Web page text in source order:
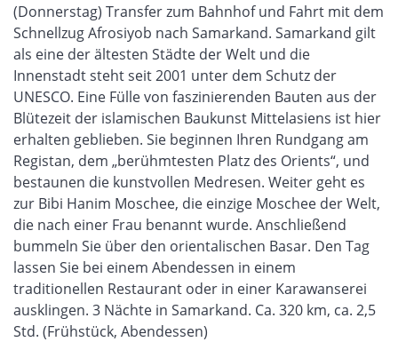
(Donnerstag) Transfer zum Bahnhof und Fahrt mit dem
Schnellzug Afrosiyob nach Samarkand. Samarkand gilt
als eine der ältesten Städte der Welt und die
Innenstadt steht seit 2001 unter dem Schutz der
UNESCO. Eine Fülle von faszinierenden Bauten aus der
Blütezeit der islamischen Baukunst Mittelasiens ist hier
erhalten geblieben. Sie beginnen Ihren Rundgang am
Registan, dem „berühmtesten Platz des Orients“, und
bestaunen die kunstvollen Medresen. Weiter geht es
zur Bibi Hanim Moschee, die einzige Moschee der Welt,
die nach einer Frau benannt wurde. Anschließend
bummeln Sie über den orientalischen Basar. Den Tag
lassen Sie bei einem Abendessen in einem
traditionellen Restaurant oder in einer Karawanserei
ausklingen. 3 Nächte in Samarkand. Ca. 320 km, ca. 2,5
Std. (Frühstück, Abendessen)